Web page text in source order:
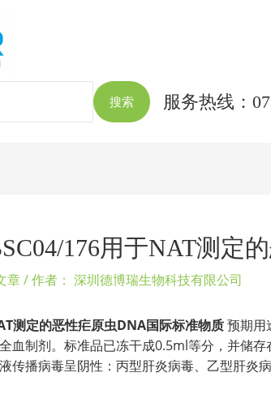
搜索 服务热线：
176用于NAT测定
章/ 作者： 深圳德博瑞生物科技有限公司
测定的恶性疟原虫DNA国际标准物质预期用
血制剂。标准品已冻干成0.5ml等分，并储
传播病毒呈阴性：丙型肝炎病毒、乙型肝炎